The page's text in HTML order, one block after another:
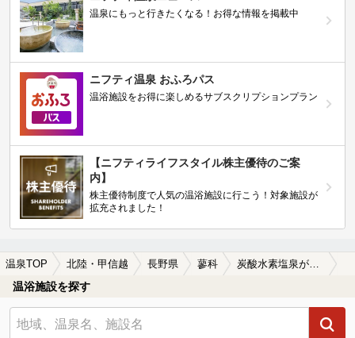
温泉にもっと行きたくなる！お得な情報を掲載中
ニフティ温泉 おふろパス
温浴施設をお得に楽しめるサブスクリプションプラン
【ニフティライフスタイル株主優待のご案
内】
株主優待制度で人気の温浴施設に行こう！対象施設が
拡充されました！
温泉TOP 北陸・甲信越 長野県 蓼科 炭酸水素塩泉が楽しめる蓼科の温泉、日帰り温泉、スーパー銭湯おすすめ
温浴施設を探す